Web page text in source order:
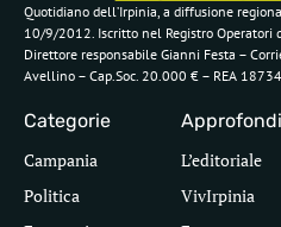
Quotidiano dell’Irpinia, a diffusione
10/9/2012. Iscritto nel Registro Operatori
Direttore responsabile Gianni Festa –
Avellino – Cap.Soc. 20.000 € – REA
Categorie
Campania
Politica
L’editoriale
VivIrpinia